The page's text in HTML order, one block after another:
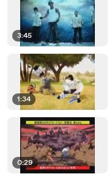
3:45
1:34
0:29